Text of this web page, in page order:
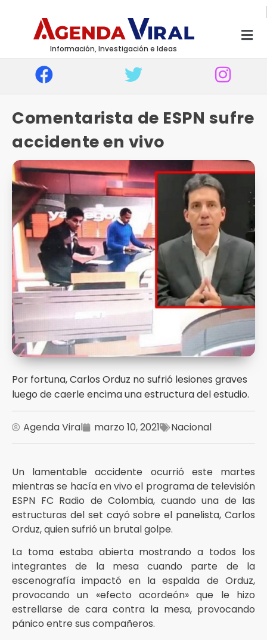
Información, Investigación e Ideas
Comentarista de ESPN sufre
accidente en vivo
Por fortuna, Carlos Orduz no sufrió lesiones graves
luego de caerle encima una estructura del estudio.
Agenda Viral marzo 10, 2021 Nacional
Un lamentable accidente ocurrió este martes
mientras se hacía en vivo el programa de televisión
ESPN FC Radio de Colombia, cuando una de las
estructuras del set cayó sobre el panelista, Carlos
Orduz, quien sufrió un brutal golpe.
La toma estaba abierta mostrando a todos los
integrantes de la mesa cuando parte de la
escenografía impactó en la espalda de Orduz,
provocando un «efecto acordeón» que le hizo
estrellarse de cara contra la mesa, provocando
pánico entre sus compañeros.